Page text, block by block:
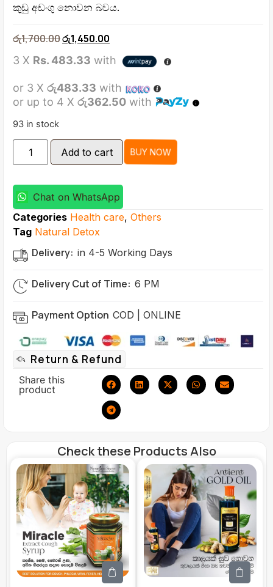
කුඩු අඩංගු නොවන බවය.
රු1,700.00රු1,450.00
3 X Rs. 483.33 with
or 3 X රු483.33 with
or up to 4 X රු362.50 with
93 in stock
Add to cart BUY NOW
Chat on WhatsApp
Categories Health care, Others
Tag Natural Detox
Delivery: in 4-5 Working Days
Delivery Cut of Time: 6 PM
Payment Option COD | ONLINE
Return & Refund
Share this
product
Check these Products Also